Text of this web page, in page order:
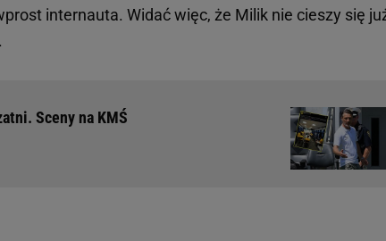
internauta. Widać więc, że Milik nie cieszy się
Sceny na KMŚ